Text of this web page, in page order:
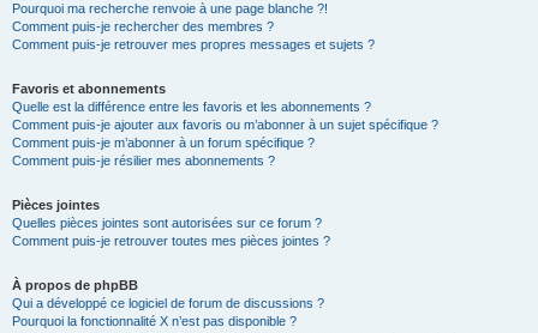
Pourquoi ma recherche renvoie à une page blanche ?!
Comment puis-je rechercher des membres ?
Comment puis-je retrouver mes propres messages et sujets ?
Favoris et abonnements
Quelle est la différence entre les favoris et les abonnements ?
Comment puis-je ajouter aux favoris ou m’abonner à un sujet spécifique ?
Comment puis-je m’abonner à un forum spécifique ?
Comment puis-je résilier mes abonnements ?
Pièces jointes
Quelles pièces jointes sont autorisées sur ce forum ?
Comment puis-je retrouver toutes mes pièces jointes ?
À propos de phpBB
Qui a développé ce logiciel de forum de discussions ?
Pourquoi la fonctionnalité X n’est pas disponible ?